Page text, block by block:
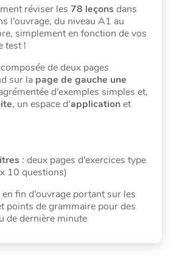
réviser les 78 leçons dans
l’ouvrage, du niveau A1 au
simplement en fonction de vos
test !
de deux pages
sur la page de gauche une
d’exemples simples et,
, un espace d’applicationet
: deux pages d’exercices type
10 questions)
en fin d’ouvrage portant sur les
points de grammaire pour des
de dernière minute